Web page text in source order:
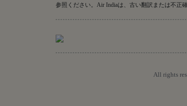
参照ください。Air Indiaは、古い翻訳または不正
All rights